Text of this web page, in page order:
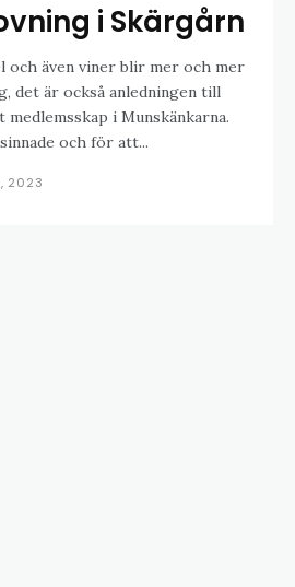
i Skärgårn
och även viner blir mer och mer
det är också anledningen till
i Munskänkarna.
och för att...
2023